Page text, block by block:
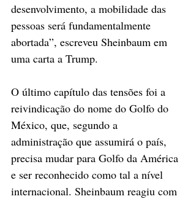
desenvolvimento, a mobilidade das
pessoas será fundamentalmente
abortada”, escreveu Sheinbaum em
uma carta a Trump.
O último capítulo das tensões foi a
reivindicação do nome do Golfo do
México, que, segundo a
administração que assumirá o país,
precisa mudar para Golfo da América
e ser reconhecido como tal a nível
internacional. Sheinbaum reagiu com